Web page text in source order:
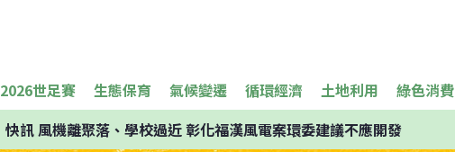
2026世足賽 生態保育 氣候變遷 循環經濟 土地利用 綠色消費
快訊風機離聚落、學校過近 彰化福漢風電案環委建議不應開發